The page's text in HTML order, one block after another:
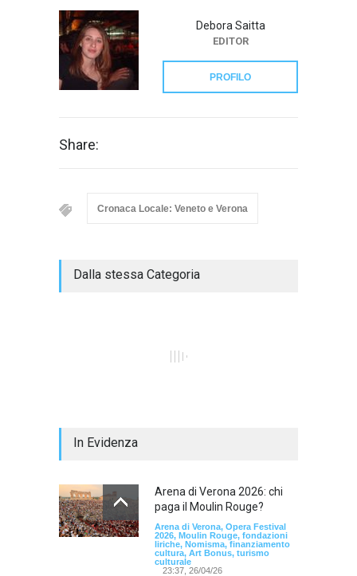
Debora Saitta
EDITOR
PROFILO
Share:
Cronaca Locale: Veneto e Verona
Dalla stessa Categoria
In Evidenza
Arena di Verona 2026: chi
paga il Moulin Rouge?
Arena di Verona, Opera Festival
2026, Moulin Rouge, fondazioni
liriche, Nomisma, finanziamento
cultura, Art Bonus, turismo
culturale
23:37, 26/04/26